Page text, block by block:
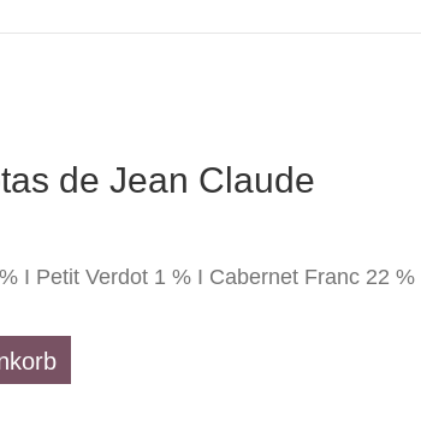
de Jean Claude
I Petit Verdot 1 % I Cabernet Franc 22